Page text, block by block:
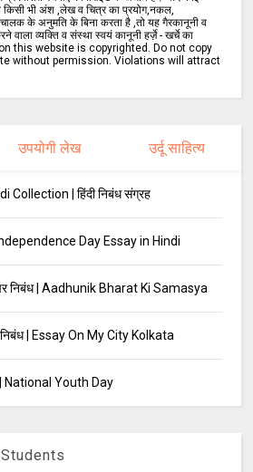
किसी भी अंश ,लेख व चित्र का प्रयोग,नकल,
के अनुमति के बिना करता है ,तो यह गैरकानूनी व
वाला व्यक्ति व संस्था स्वयं कानूनी हर्ज़े - खर्चे का
on this website is copyrighted. Do not copy
without permission. Violations will attract
उपयोगी लेख उर्दू साहित्य
Collection | हिंदी निबंध संग्रह
Independence Day Essay in Hindi
निबंध | Aadhunik Bharat Ki Samasya
निबंध | Essay On My City Kolkata
| National Youth Day